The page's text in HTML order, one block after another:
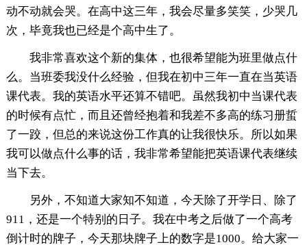
动不动就会哭。在高中这三年，我会尽量多笑笑，少哭几
次，毕竟我也已经是个高中生了。
我非常喜欢这个新的集体，也很希望能为班里做点什
么。当班委我没什么经验，但我在初中三年一直在当英语
课代表。我的英语水平还算不错吧。虽然我初中当课代表
的时候有点忙，而且还曾经抱着和我差不多高的练习册蜇
了一跤，但总的来说这份工作真的让我很快乐。所以如果
我可以做点什么事的话，我非常希望能把英语课代表继续
当下去。
另外，不知道大家知不知道，今天除了开学日、除了
911，还是一个特别的日子。我在中考之后做了一个高考
倒计时的牌子，今天那块牌子上的数字是1000。给大家一